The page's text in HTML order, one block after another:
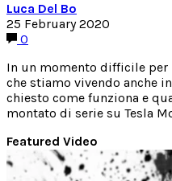
Luca Del Bo
25 February 2020
0
In un momento difficile
che stiamo vivendo anche
chiesto come funziona e
montato di serie su Tesla
Featured Video